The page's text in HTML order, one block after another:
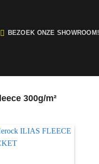
BEZOEK ONZE SHOWROOM!
300g/m²